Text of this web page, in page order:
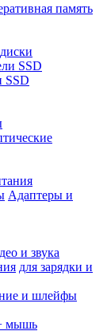
память
SSD
Адаптеры и
и звука
для зарядки и
и шлейфы